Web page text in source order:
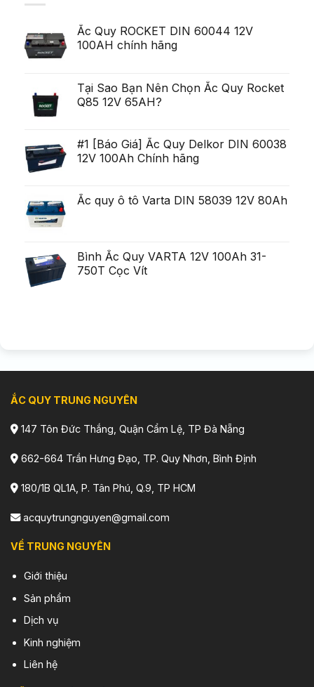
exista
Ob?
ine?
i
deschis
poten?
ial
variabilitatea
poate
fi
tiga
Chirurgie
mult
mai
Ắc Quy ROCKET DIN 60044 12V
100AH chính hãng
Tại Sao Bạn Nên Chọn Ắc Quy Rocket
Q85 12V 65AH?
#1 [Báo Giá] Ắc Quy Delkor DIN 60038
12V 100Ah Chính hãng
Ắc quy ô tô Varta DIN 58039 12V 80Ah
Bình Ắc Quy VARTA 12V 100Ah 31-
750T Cọc Vít
ẮC QUY TRUNG NGUYÊN
147 Tôn Đức Thắng, Quận Cẩm Lệ, TP Đà Nẵng
662-664 Trần Hưng Đạo, TP. Quy Nhơn, Bình Định
180/1B QL1A, P. Tân Phú, Q.9, TP HCM
acquytrungnguyen@gmail.com
VỀ TRUNG NGUYÊN
Giới thiệu
Sản phẩm
Dịch vụ
Kinh nghiệm
Liên hệ